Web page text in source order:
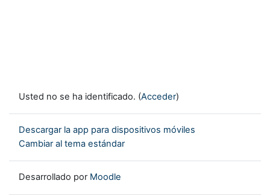
Usted no se ha identificado. (Acceder)
Descargar la app para dispositivos móviles
Cambiar al tema estándar
Desarrollado por Moodle